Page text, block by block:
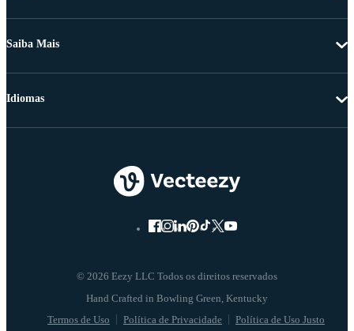
Saiba Mais
© 2026 Eezy LLC Todos os direitos reservados
Termos de Uso Política de Privacidade Política de Uso Justo
Idiomas